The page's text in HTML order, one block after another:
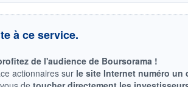
à ce service.
de l'audience de Boursorama !
actionnaires sur le site Internet numéro un